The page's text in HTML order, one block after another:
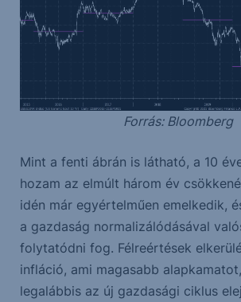
Forrás: Bloomberg
Mint a fenti ábrán is látható, a 10
hozam az elmúlt három év
idén már egyértelműen emelkedik,
a gazdaság normalizálódásával
folytatódni fog. Félreértések
infláció, ami magasabb
legalábbis az új gazdasági ciklus